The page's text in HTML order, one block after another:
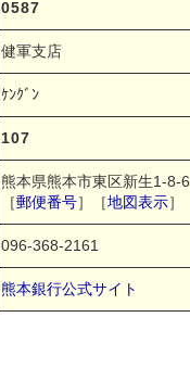
0587
健軍支店
ｹﾝｸﾞﾝ
107
熊本県熊本市東区新生1-8-6
［郵便番号］［地図表示］
096-368-2161
熊本銀行公式サイト